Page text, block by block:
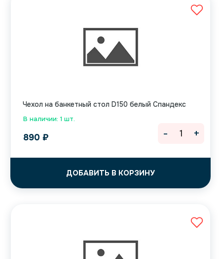
В наличии: 1 шт.
Чехол на банкетный стол D150 белый Спандекс
890 ₽
ДОБАВИТЬ В КОРЗИНУ
- +